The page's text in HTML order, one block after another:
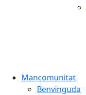
Mancomunitat
Benvinguda